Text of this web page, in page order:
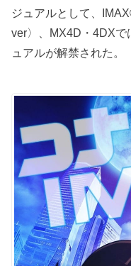
ジュアルとして、
ver〉、MX4D・4DXで
ュアルが解禁された。